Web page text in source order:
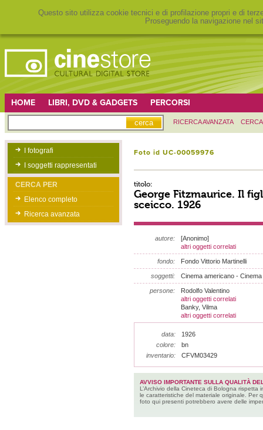
Questo sito utilizza cookie tecnici e di profilazione propri e di
Proseguendo la navigazione nel
HOME LIBRI, DVD & GADGETS PERCORSI
RICERCA AVANZATA
I fotografi
I soggetti rappresentati
CERCA PER
Elenco completo
Ricerca avanzata
Foto id UC-00059976
titolo:
George Fitzmaurice. Il
sceicco. 1926
autore:
[Anonimo]
altri oggetti correlati
fondo: Fondo Vittorio Martinelli
soggetti: Cinema americano -
persone:
Rodolfo Valentino
altri oggetti correlati
Banky, Vilma
altri oggetti correlati
data:
1926
colore:
bn
inventario:
CFVM03429
AVVISO IMPORTANTE SULLA QUALITÀ
L’Archivio della Cineteca di Bologna rispetta
le caratteristiche del materiale originale. Per
foto qui presenti potrebbero avere delle